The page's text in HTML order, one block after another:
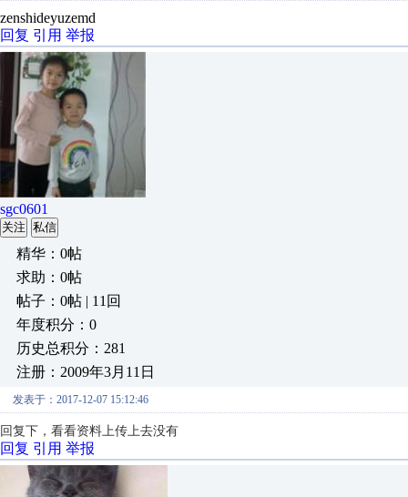
zenshideyuzemd
回复 引用 举报
sgc0601
关注 私信
精华：0帖
求助：0帖
帖子：0帖 | 11回
年度积分：0
历史总积分：281
注册：2009年3月11日
发表于：2017-12-07 15:12:46
回复下，看看资料上传上去没有
回复 引用 举报